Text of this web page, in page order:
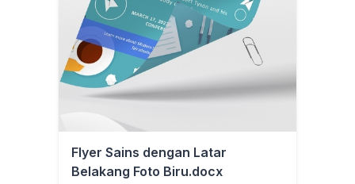
Flyer Sains dengan Latar
Belakang Foto Biru.docx